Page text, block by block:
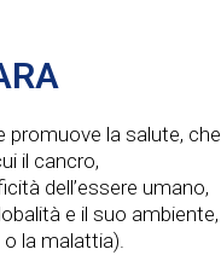
promuove la salute, che
il cancro,
dell’essere umano,
e il suo ambiente,
o la malattia).